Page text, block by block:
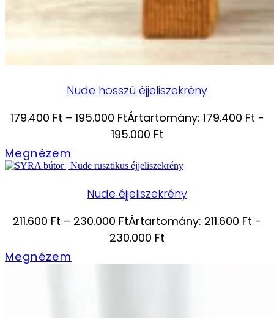
Nude hosszú éjjeliszekrény
179.400 Ft – 195.000 FtÁrtartomány: 179.400 Ft -
195.000 Ft
Megnézem
Nude éjjeliszekrény
211.600 Ft – 230.000 FtÁrtartomány: 211.600 Ft -
230.000 Ft
Megnézem